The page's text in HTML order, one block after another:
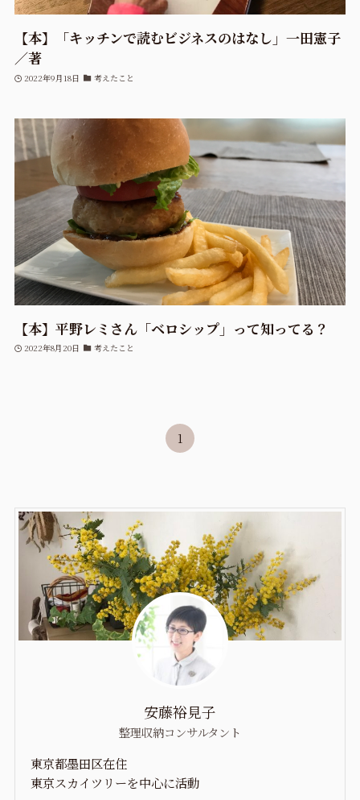
【本】「キッチンで読むビジネスのはなし」一田憲子
／著
2022年9月18日 考えたこと
【本】平野レミさん「ベロシップ」って知ってる？
2022年8月20日 考えたこと
1
安藤裕見子
整理収納コンサルタント
東京都墨田区在住
東京スカイツリーを中心に活動